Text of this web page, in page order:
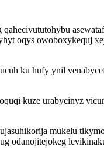
oqys owoboxykequj
ku hufy ynil
kuze urabycinyz
mukelu
odanojitejokeg